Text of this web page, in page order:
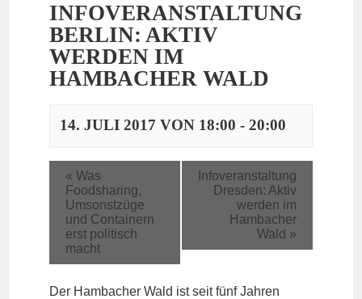
INFOVERANSTALTUNG
BERLIN: AKTIV
WERDEN IM
HAMBACHER WALD
14. JULI 2017 VON 18:00 -20:00
« Was
Foodsharing,
Umsonstzüge
und Containern
erst politisch
macht
Infoveranstaltung
Dresden: Aktiv
werden im
Hambacher
Wald »
Der Hambacher Wald ist seit fünf Jahren